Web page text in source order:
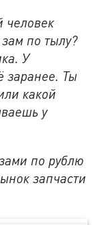
человек
по тылу?
У
заранее. Ты
какой
у
по рублю
запчасти